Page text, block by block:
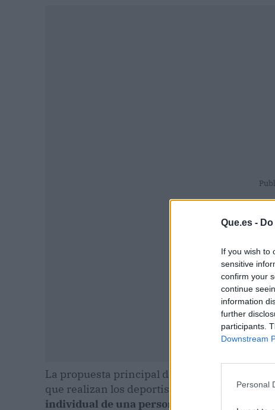
Que.es -
If you wish to
sensitive
confirm your
continue
information
further
participants.
Downstream
Personal
La propuesta principal de esta corriente es
que realizan los deportistas con el cuerpo,
individual de una persona